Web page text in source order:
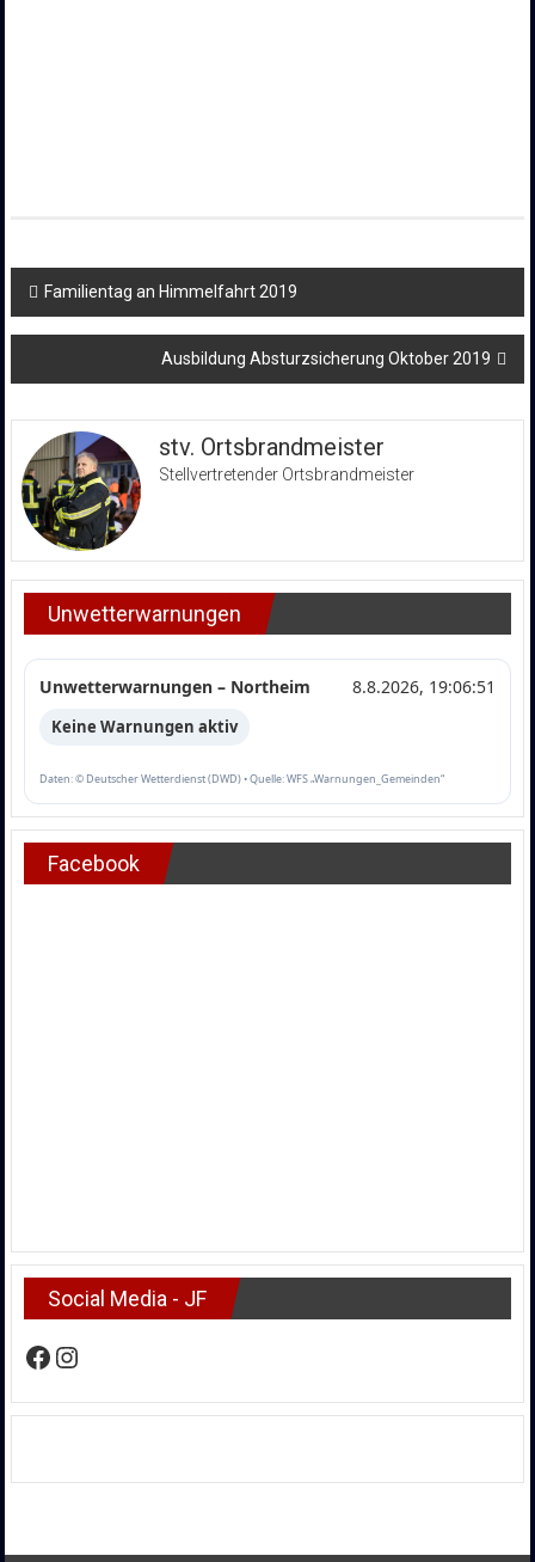
Beitragsnavigation
Familientag an Himmelfahrt 2019
Ausbildung Absturzsicherung Oktober 2019
stv. Ortsbrandmeister
Stellvertretender Ortsbrandmeister
Unwetterwarnungen
Unwetterwarnungen – Northeim 8.8.2026, 19:06:51
Keine Warnungen aktiv
Daten: © Deutscher Wetterdienst (DWD) • Quelle: WFS „Warnungen_Gemeinden“
Facebook
Social Media - JF
Facebook
Instagram